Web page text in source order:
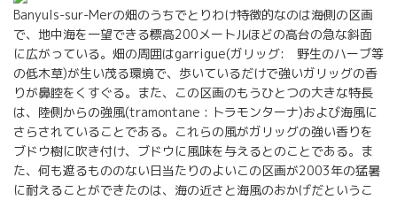
Banyuls-sur-Merの畑のうちでとりわけ特徴的なのは海側の区画
で、地中海を一望できる標高200メートルほどの高台の急な斜面
に広がっている。畑の周囲はgarrigue(ガリッグ: 野生のハーブ等
の低木草)が生い茂る環境で、歩いているだけで強いガリッグの香
りが鼻腔をくすぐる。また、この区画のもうひとつの大きな特長
は、陸側からの強風(tramontane : トラモンターナ)および海風に
さらされていることである。これらの風がガリッグの強い香りを
ブドウ樹に吹き付け、ブドウに風味を与えるとのことである。ま
た、何も遮るもののない日当たりのよいこの区画が2003年の猛暑
に耐えることができたのは、海の近さと海風のおかげだというこ